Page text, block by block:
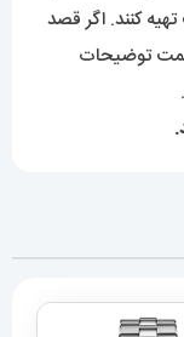
کنند. اگر قصد
توضیحات